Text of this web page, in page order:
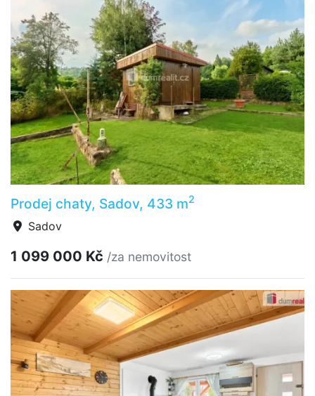
Prodej chaty, Sadov, 433 m2
Sadov
1 099 000 Kč /za nemovitost